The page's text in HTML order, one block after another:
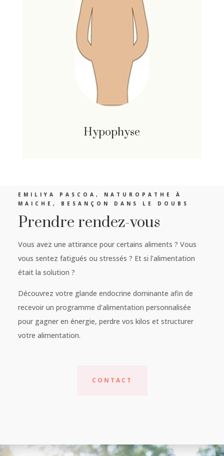
Hypophyse
EMILIYA PASCOA, NATUROPATHE À
MAICHE, BESANÇON DANS LE DOUBS
Prendre rendez-vous
Vous avez une attirance pour certains aliments ? Vous
vous sentez fatigués ou stressés ? Et si l’alimentation
était la solution ?
Découvrez votre glande endocrine dominante afin de
recevoir un programme d’alimentation personnalisée
pour gagner en énergie, perdre vos kilos et structurer
votre alimentation.
CONTACT